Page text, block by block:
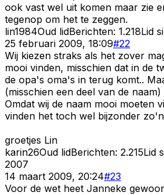
ook vast wel uit komen maar zie
tegenop om het te zeggen.
lin1984Oud lidBerichten: 1.218Lid
25 februari 2009, 18:09#22
Wij kiezen straks als het zover
mooi vinden, misschien dat in de
de opa's oma's in terug komt..
(misschien een deel van de naam)
Omdat wij de naam mooi moeten
vinden het toch wel bijzonder
groetjes Lin
karin26Oud lidBerichten: 2.215Lid
2007
14 maart 2009, 20:24#23
Voor de wet heet Janneke